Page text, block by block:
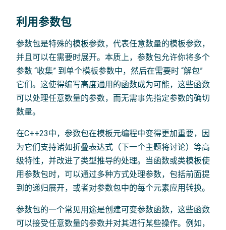
利用参数包
参数包是特殊的模板参数，代表任意数量的模板参数，
并且可以在需要时展开。本质上，参数包允许你将多个
参数 “收集” 到单个模板参数中，然后在需要时 “解包”
它们。这使得编写高度通用的函数成为可能，这些函数
可以处理任意数量的参数，而无需事先指定参数的确切
数量。
在C++23中，参数包在模板元编程中变得更加重要，因
为它们支持诸如折叠表达式（下一个主题将讨论）等高
级特性，并改进了类型推导的处理。当函数或类模板使
用参数包时，可以通过多种方式处理参数，包括前面提
到的递归展开，或者对参数包中的每个元素应用转换。
参数包的一个常见用途是创建可变参数函数，这些函数
可以接受任意数量的参数并对其进行某些操作。例如，